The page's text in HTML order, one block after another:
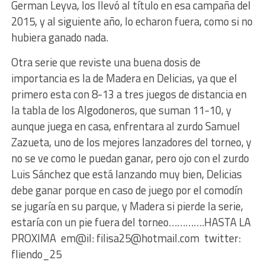
German Leyva, los llevó al título en esa campaña del
2015, y al siguiente año, lo echaron fuera, como si no
hubiera ganado nada.
Otra serie que reviste una buena dosis de
importancia es la de Madera en Delicias, ya que el
primero esta con 8-13 a tres juegos de distancia en
la tabla de los Algodoneros, que suman 11-10, y
aunque juega en casa, enfrentara al zurdo Samuel
Zazueta, uno de los mejores lanzadores del torneo, y
no se ve como le puedan ganar, pero ojo con el zurdo
Luis Sánchez que está lanzando muy bien, Delicias
debe ganar porque en caso de juego por el comodín
se jugaría en su parque, y Madera si pierde la serie,
estaría con un pie fuera del torneo………….HASTA LA
PROXIMA em@il: filisa25@hotmail.com twitter:
fliendo_25